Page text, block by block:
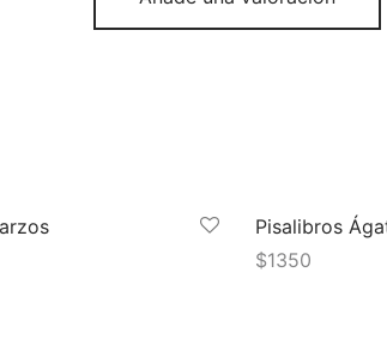
Pisalibros
$1350